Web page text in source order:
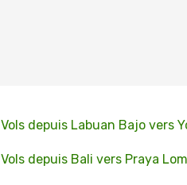
Vols depuis Labuan Bajo vers
Vols depuis Bali vers Praya